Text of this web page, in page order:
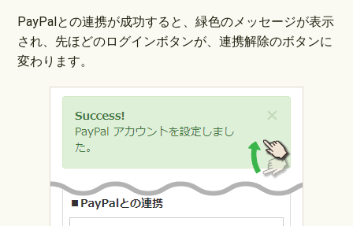
PayPalとの連携が成功すると、緑色のメッセージが表示
され、先ほどのログインボタンが、連携解除のボタンに
変わります。